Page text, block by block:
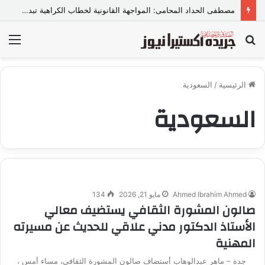
مصطفى الحداد المحامى: المواجهة القانونية لخطاب الكراهية تبدأ بتشريع واضح ووعي مجتمعي
بحث
الرئيسية / السعودية
السعودية
Ahmed Ibrahim Ahmed مايو 21, 2026 134
صالون المشورة الثقافي يستضيف معالي
الأستاذ الدكتور مدني علاقي للحديث عن مسيرته
المهنية
جدة – ماهر عبدالوهاب أستضاف صالون المشورة الثقافي، مساء أمس ،